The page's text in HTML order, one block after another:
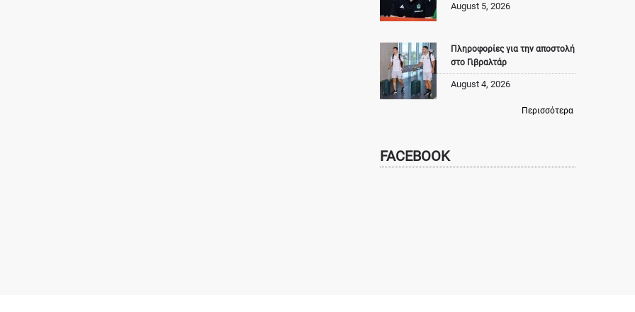
August 5, 2026
Πληροφορίες για την αποστολή
στο Γιβραλτάρ
August 4, 2026
Περισσότερα
FACEBOOK